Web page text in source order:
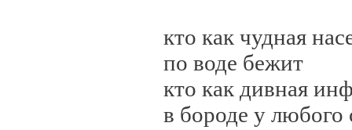
кто как чудная
по воде бежит
кто как дивная
в бороде у любого